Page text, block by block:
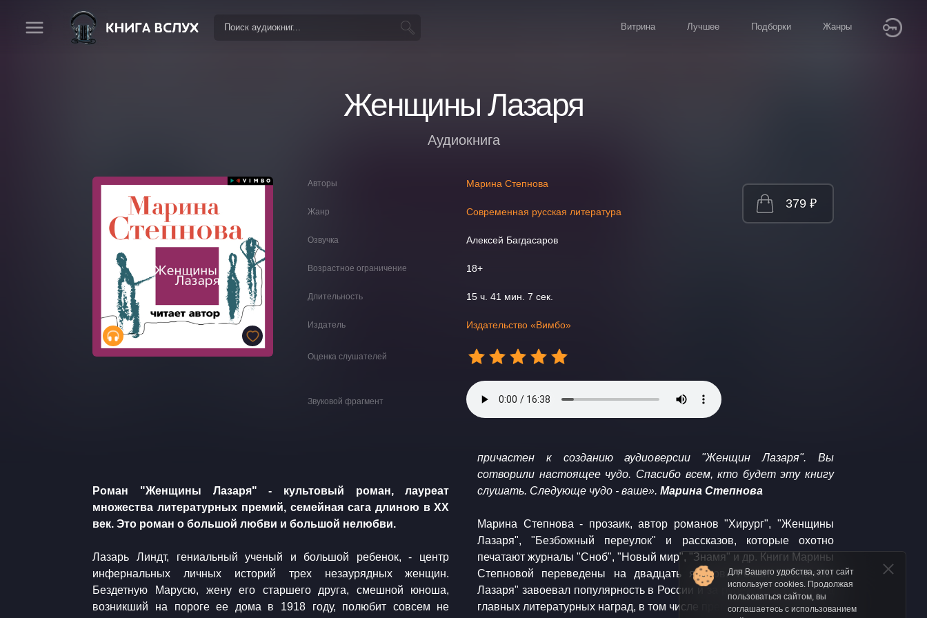
Витрина Лучшее Подборки Жанры
Женщины Лазаря
Аудиокнига
Авторы Марина Степнова
Жанр Современная русская литература
Озвучка Алексей Багдасаров
Возрастное ограничение 18+
Длительность 15 ч. 41 мин. 7 сек.
Издатель Издательство «Вимбо»
Оценка слушателей
Звуковой фрагмент
379 ₽
Роман "Женщины Лазаря" - культовый роман, лауреат
множества литературных премий, семейная сага длиною в ХХ
век. Это роман о большой любви и большой нелюбви.
​Лазарь Линдт, гениальный ученый и большой ребенок, - центр
инфернальных личных историй трех незаурядных женщин.
Бездетную Марусю, жену его старшего друга, смешной юноша,
возникший на пороге ее дома в 1918 году, полюбит совсем не
причастен к созданию аудиоверсии "Женщин Лазаря". Вы
сотворили настоящее чудо. Спасибо всем, кто будет эту книгу
слушать. Следующе чудо - ваше». Марина Степнова
​Марина Степнова - прозаик, автор романов "Хирург", "Женщины
Лазаря", "Безбожный переулок" и рассказов, которые охотно
печатают журналы "Сноб", "Новый мир", "Знамя" и др. Книги Марины
Степновой переведены на двадцать языков. Роман "Женщины
Лазаря" завоевал популярность в России и за рубежом, а также ряд
главных литературных наград, в том числе премию "Большая книга".
Для Вашего удобства, этот сайт
использует cookies. Продолжая
пользоваться сайтом, вы
соглашаетесь с использованием